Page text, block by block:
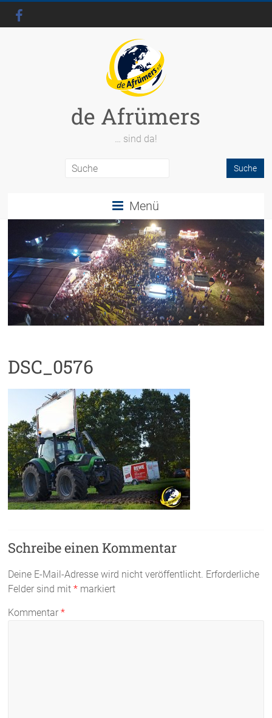
de Afrümers
… sind da!
Menü
DSC_0576
Schreibe einen Kommentar
Deine E-Mail-Adresse wird nicht veröffentlicht. Erforderliche
Felder sind mit* markiert
Kommentar*